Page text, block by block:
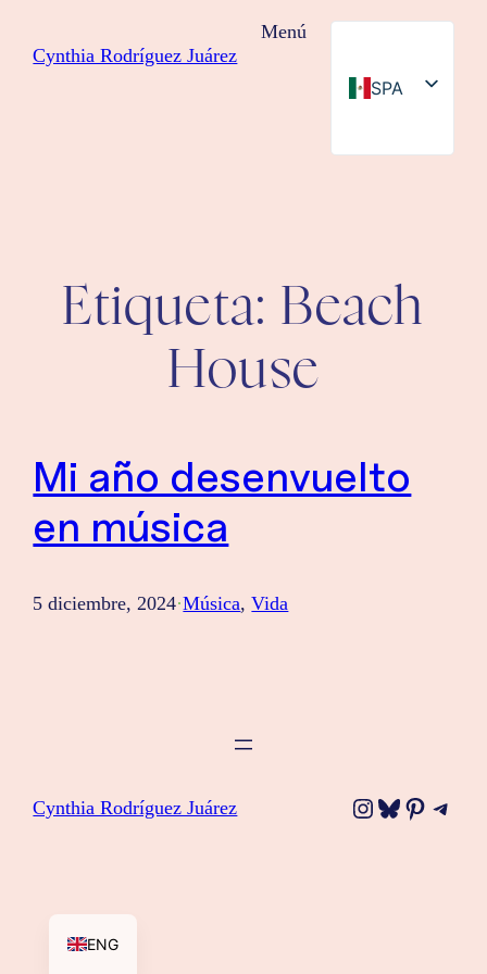
Cynthia Rodríguez Juárez
Menú
SPA
Etiqueta: Beach
House
Mi año desenvuelto
en música
5 diciembre, 2024·Música, Vida
Cynthia Rodríguez Juárez Instagram
Bluesky
ENG